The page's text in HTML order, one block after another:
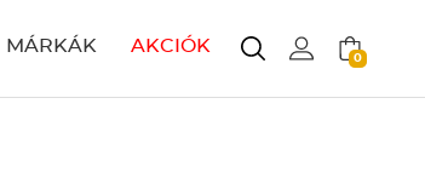
MÁRKÁK AKCIÓK
0